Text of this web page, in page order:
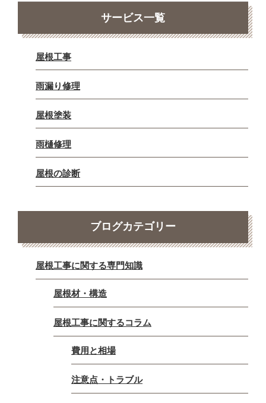
サービス一覧
屋根工事
雨漏り修理
屋根塗装
雨樋修理
屋根の診断
ブログカテゴリー
屋根工事に関する専門知識
屋根材・構造
屋根工事に関するコラム
費用と相場
注意点・トラブル